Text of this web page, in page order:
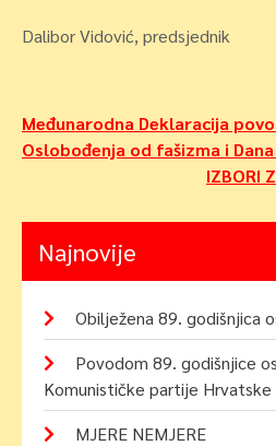
Dalibor Vidović, predsjednik
Navigacija
objava
Međunarodna Deklaracija
Oslobođenja od fašizma i
IZBORI
Najnovije
Obilježena 89. godišnjica
Povodom 89. godišnjice
Komunističke partije Hrvatske
MJERE NEMJERE